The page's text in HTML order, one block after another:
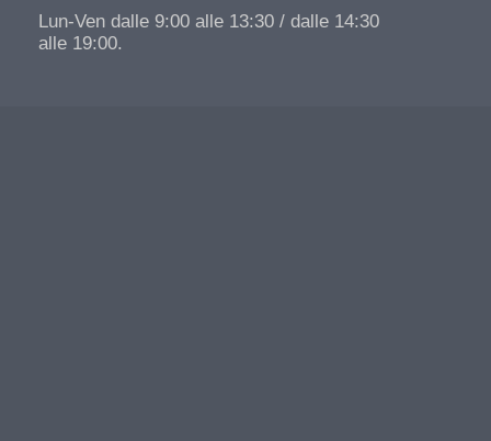
Lun-Ven dalle 9:00 alle 13:30 / dalle 14:30
alle 19:00.